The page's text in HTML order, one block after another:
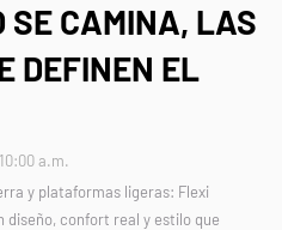
SE CAMINA, LAS
DEFINEN EL
a.m.
y plataformas ligeras: Flexi
confort real y estilo que